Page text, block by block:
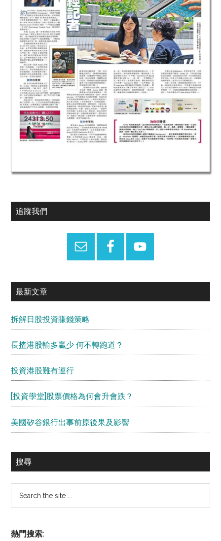
Primary
追蹤我們
最新文章
拆解日股投資賺錢策略
長揸港股輸多贏少 何不轉跑道？
投資港股難有運行
[投資學堂]股票價格為何會升會跌？
美國矽谷銀行出事前原後果及影響
搜尋
熱門搜索: